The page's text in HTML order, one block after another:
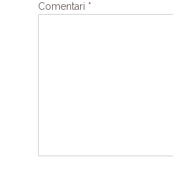
Comentari *